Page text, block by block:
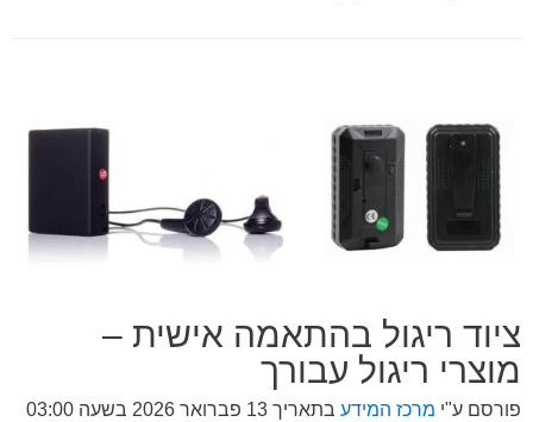
ציוד ריגול בהתאמה אישית –
מוצרי ריגול עבורך
פורסם ע"י מרכז המידע בתאריך 13 פברואר 2026 בשעה 03:00